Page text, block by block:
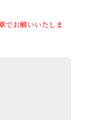
でお願いいたしま